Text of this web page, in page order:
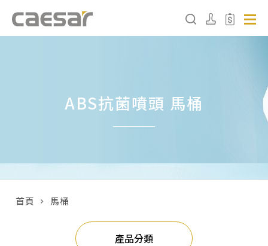
產品分類
搜尋產品
ABS抗菌噴頭 馬桶
首頁 馬桶
產品分類